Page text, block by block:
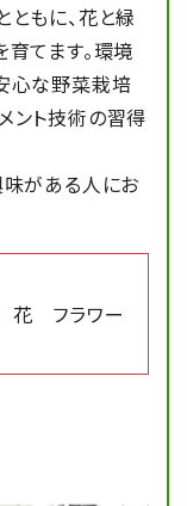
り
装飾を行いまし
の様子
しています
もに、花と緑
てます。環境
心な野菜栽培
ント技術の習得
味がある人にお
花 フラワー